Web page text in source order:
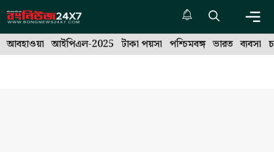
Skip
to
content
আবহাওয়া আইপিএল-2025 টাকা পয়সা পশ্চিমবঙ্গ ভারত ব্যবসা